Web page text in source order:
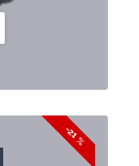
-21 %